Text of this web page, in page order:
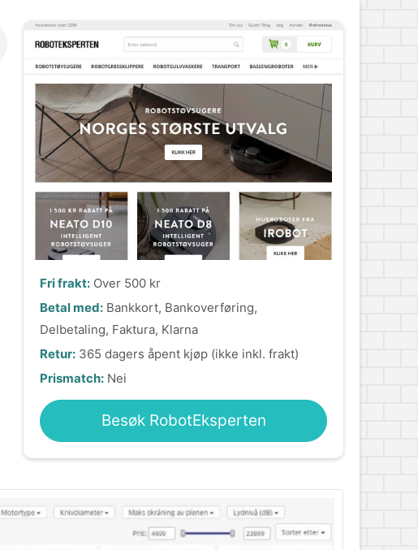
Fri frakt: Over 500 kr
Betal med: Bankkort, Bankoverføring,
Delbetaling, Faktura, Klarna
Retur: 365 dagers åpent kjøp (ikke inkl. frakt)
Prismatch: Nei
Besøk RobotEksperten